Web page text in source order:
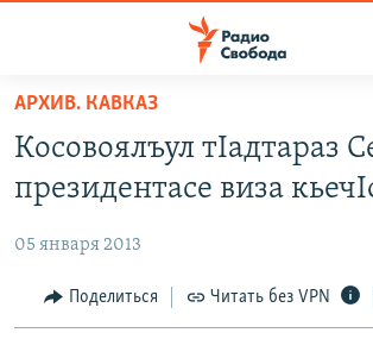
упрощенного
доступа
основному
Вернутся
АВТОРСКИЕ ПРОЕКТЫ
ЦИТАТЫ СВОБОДЫ
МНЕНИЯ
АРХИВ. КАВКАЗ
Косовоялъул тIадтараз
президентасе виза
05 января 2013
Поделиться Читать без VPN